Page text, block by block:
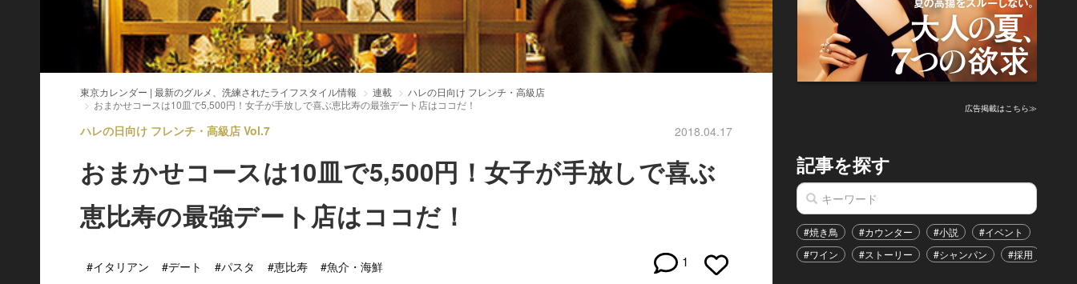
東京カレンダー | 最新のグルメ、洗練されたライフスタイル情報 連載
ハレの日向け フレンチ・高級店
おまかせコースは10皿で5,500円！女子が手放しで喜ぶ恵比寿の最強デート店はココだ！
ハレの日向け フレンチ・高級店 Vol.7 2018.04.17
おまかせコースは10皿で5,500円！女子が手放しで喜ぶ
恵比寿の最強デート店はココだ！
#イタリアン #デート #パスタ #恵比寿 #魚介・海鮮 1
広告掲載はこちら≫
記事を探す
#焼き鳥 #カウンター #小説 #イベント
#ワイン
#ストーリー #シャンパン #採用